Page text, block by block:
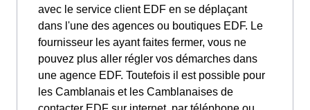
avec le service client EDF en se déplaçant
dans l'une des agences ou boutiques EDF. Le
fournisseur les ayant faites fermer, vous ne
pouvez plus aller régler vos démarches dans
une agence EDF. Toutefois il est possible pour
les Camblanais et les Camblanaises de